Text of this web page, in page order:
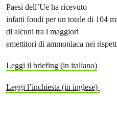
Paesi dell’Ue ha ricevuto
infatti fondi per un totale di 104
di alcuni tra i maggiori
emettitori di ammoniaca nei
Leggi il briefing (in italiano)
Leggi l’inchiesta (in inglese)